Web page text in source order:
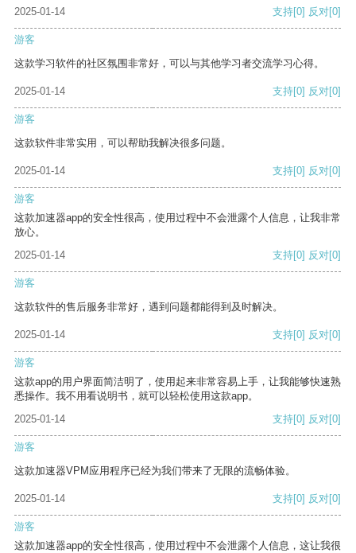
2025-01-14 支持[0] 反对[0]
游客
这款学习软件的社区氛围非常好，可以与其他学习者交流学习心得。
2025-01-14 支持[0] 反对[0]
游客
这款软件非常实用，可以帮助我解决很多问题。
2025-01-14 支持[0] 反对[0]
游客
这款加速器app的安全性很高，使用过程中不会泄露个人信息，让我非常
放心。
2025-01-14
支持[0] 反对[0]
游客
这款软件的售后服务非常好，遇到问题都能得到及时解决。
2025-01-14 支持[0] 反对[0]
游客
这款app的用户界面简洁明了，使用起来非常容易上手，让我能够快速熟
悉操作。我不用看说明书，就可以轻松使用这款app。
2025-01-14
支持[0] 反对[0]
游客
这款加速器VPM应用程序已经为我们带来了无限的流畅体验。
2025-01-14 支持[0] 反对[0]
游客
这款加速器app的安全性很高，使用过程中不会泄露个人信息，这让我很